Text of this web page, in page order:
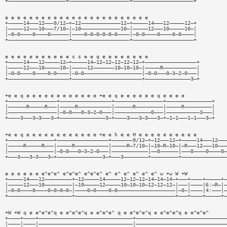
e e e e e e e e e e e e e e e e e e e e e e e e
+—————14———12———9/12—+—12—————————————12—+—————14———12—————12—+
|—————12———10———7/10—|—10—————————————10—|—————12———10—————10—|
|—0—0————0————0——————|————0—0—0—0—0—0————|—0—0————0————0—0————|
+————————————————————+———————————————————+————————————————————+
e e e e e e e e e e e s s e e q e e e e e e e e
+—————14———12—————12—+—————14—12—12—12—12—12—+—————————————————+
|—————12———10—————10—|—————12———————10—10—10—|—————R———————————|
|—0—0————0————0—0————|—0—0———————————————————|—0—0———0—3—2—0———|
+————————————————————+———————————————————————+———————————————3—+
+e e q e e e e e e e e e e e e +e e q e e e e e e q e e e e
+————————————————+—————————————————+————————————————+———————————————+
|——————R—————R———|—————R———————————|——————R—————————|—————R—————————|
|————————————————|—0—0———0—3—2—0———|————————————0———|———————————3———|
+————3———3—3———3—+———————————————3—+————3———3—3———3—+—1—1———1—1———3—+
+e e q e e e e e e e e e e e e +e e h e e H e e e e e e e e e e
+———————————————+—————————————————+———————9/
|—————R—————R———|—————R———————————|—————R—7/
e e e e e e e^e^e^ e^e^e^ e^e^e^ e^ e^ e^ e^ e^ e^ w +w W +W
+W +W q e e^e^e^q e e^e^e^q e e^e^e^ q e e^e^e^q e e^e^e^q e e^e^e^